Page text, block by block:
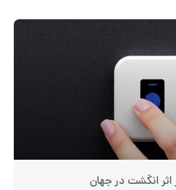
اثر انگشت در جهان